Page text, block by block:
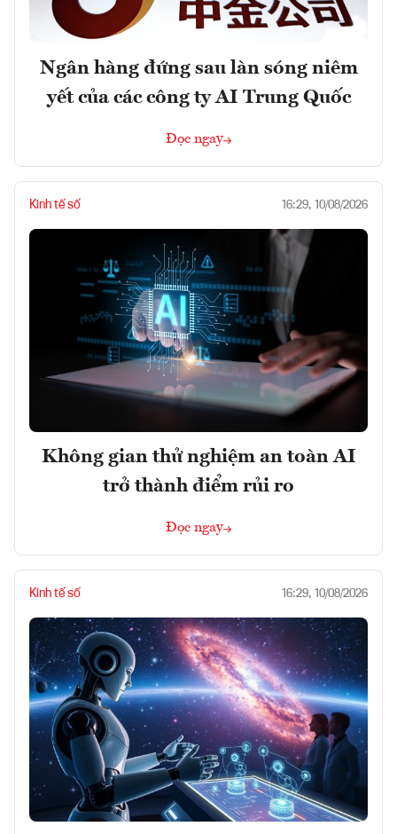
Ngân hàng đứng sau làn sóng niêm
yết của các công ty AI Trung Quốc
Đọc ngay
Kinh tế số 16:29, 10/08/2026
Không gian thử nghiệm an toàn AI
trở thành điểm rủi ro
Đọc ngay
Kinh tế số 16:29, 10/08/2026